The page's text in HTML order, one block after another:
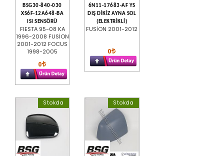
BSG30-840-030
XS6F-12A648-BA
ISI SENSÖRÜ
FIESTA 95-08 KA
1996-2008 FUSİON
2001-2012 FOCUS
1998-2005
0
6N11-17683-AF YS
DIŞ DİKİZ AYNA SOL
(ELEKTRİKLİ)
FUSİON 2001-2012
0
Stokda Stokda